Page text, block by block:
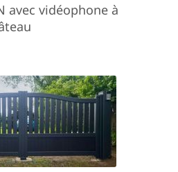
avec vidéophone à